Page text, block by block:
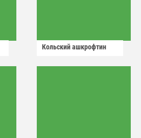
Кольский ашкрофтин